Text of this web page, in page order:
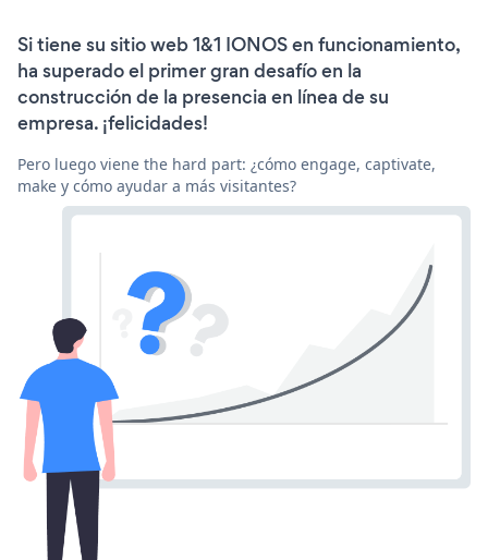
Si tiene su sitio web 1&1 IONOS en funcionamiento,
ha superado el primer gran desafío en la
construcción de la presencia en línea de su
empresa. ¡felicidades!
Pero luego viene the hard part: ¿cómo engage, captivate,
make y cómo ayudar a más visitantes?